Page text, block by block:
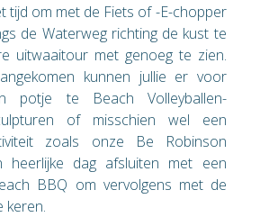
tijd om met de Fiets of -E-chopper
de Waterweg richting de kust te
uitwaaitour met genoeg te zien.
kunnen jullie er voor
potje te Beach Volleyballen-
of misschien wel een
zoals onze Be Robinson
heerlijke dag afsluiten met een
BBQ om vervolgens met de
keren.